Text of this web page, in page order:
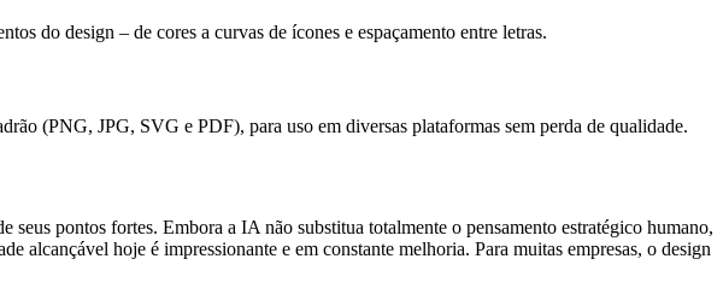
do design – de cores a curvas de ícones e espaçamento entre letras.
(PNG, JPG, SVG e PDF), para uso em diversas plataformas sem perda de qualidade.
pontos fortes. Embora a IA não substitua totalmente o pensamento estratégico humano,
alcançável hoje é impressionante e em constante melhoria. Para muitas empresas, o design